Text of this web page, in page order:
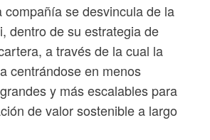
compañía se desvincula de la
dentro de su estrategia de
a través de la cual la
centrándose en menos
y más escalables para
de valor sostenible a largo